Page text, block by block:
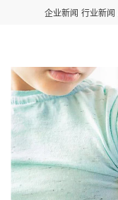
企业新闻 行业新闻